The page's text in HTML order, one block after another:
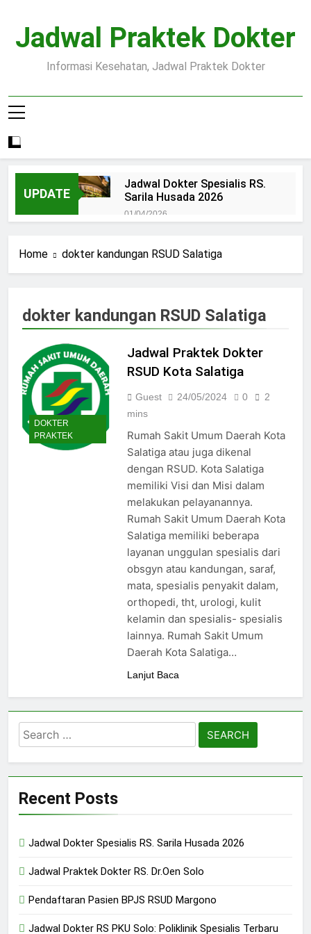
content
Jadwal Praktek Dokter
Informasi Kesehatan, Jadwal Praktek Dokter
UPDATE
Jadwal Dokter Spesialis RS.
Sarila Husada 2026
01/04/2026
15/07/2025
Pendaftaran Pasien BPJS
Jadwal Dokter RS PKU Solo:
15/07/2025
Jadwal Praktek Dokter RS
Maguan Husada Wonogiri
15/07/2025
Daftar online rs sarila
Jadwal Dokter RS. Puri Asih
Salatiga 2025
15/07/2025
Jadwal Dokter RS Mulia
Hati Wonogiri
15/07/2025
Pendaftaran Pasien BPJS
RSUD Bung Karno
24/05/2024
Pendaftaran Pasien BPJS
RSUD Banyumas
Home dokter kandungan RSUD Salatiga
dokter kandungan RSUD Salatiga
DOKTER
PRAKTEK
Jadwal Praktek Dokter
RSUD Kota Salatiga
Guest 24/05/2024 0
2
mins
Rumah Sakit Umum Daerah Kota
Salatiga atau juga dikenal
dengan RSUD. Kota Salatiga
memiliki Visi dan Misi dalam
melakukan pelayanannya.
Rumah Sakit Umum Daerah Kota
Salatiga memiliki beberapa
layanan unggulan spesialis dari
obsgyn atau kandungan, saraf,
mata, spesialis penyakit dalam,
orthopedi, tht, urologi, kulit
kelamin dan spesialis- spesialis
lainnya. Rumah Sakit Umum
Daerah Kota Salatiga…
Lanjut Baca
Search
for:
Recent Posts
Jadwal Dokter Spesialis RS. Sarila Husada 2026
Jadwal Praktek Dokter RS. Dr.Oen Solo
Pendaftaran Pasien BPJS RSUD Margono
Jadwal Dokter RS PKU Solo: Poliklinik Spesialis Terbaru